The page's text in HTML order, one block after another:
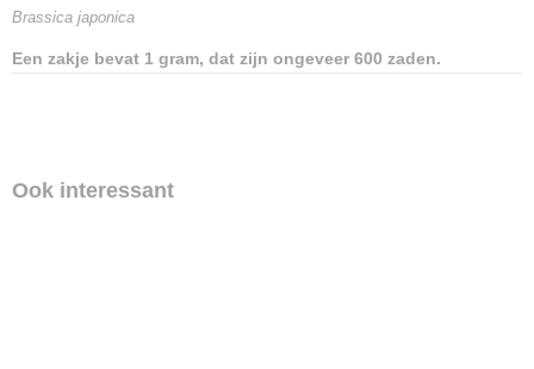
Brassica japonica
Een zakje bevat 1 gram, dat zijn ongeveer 600 zaden.
Ook interessant